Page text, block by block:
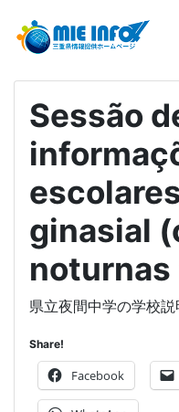
Sessão
ginasial
noturnas
県立夜間中学の学校説
Share!
Facebook